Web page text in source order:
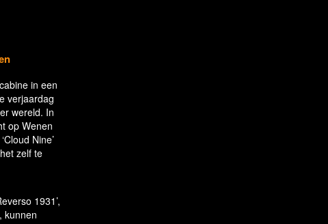
in een
verjaardag
wereld. In
op Wenen
Nine’
zelf te
1931’,
kunnen